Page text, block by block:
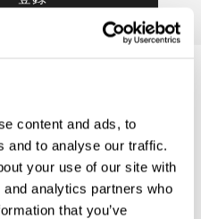
content and ads, to
and to analyse our traffic.
your use of our site with
analytics partners who
that you’ve
質問は
ら
ビスまでお問い合わせ下
）